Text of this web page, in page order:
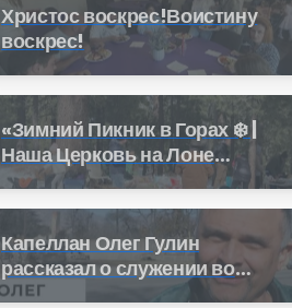
Христос воскрес!Воистину
воскрес!
«Зимний Пикник в Горах ❄️ |
Наша Церковь на Лоне
Природы»
Капеллан Олег Гулин
рассказал о служении во
время пожара в Калифорнии